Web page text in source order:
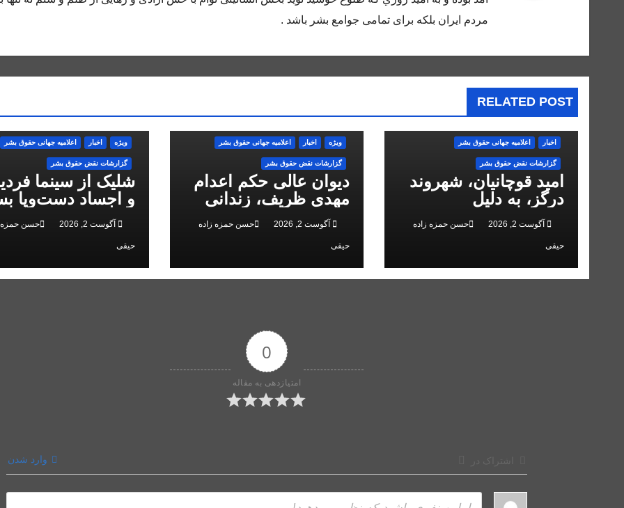
مردم ايران بلكه براى تمامى جوامع بشر باشد .
RELATED POST
اخبار اعلاميه جهانی حقوق بشر
گزارشات نقض حقوق بشر
امید قوچانیان، شهروند
درگز، به دلیل
«مخالفت» با حکومت به
۵ سال زندان محکوم
شد
آگوست 2, 2026 حسن حمزه زاده
حیقی
ویژه اخبار اعلاميه جهانی حقوق بشر
گزارشات نقض حقوق بشر
دیوان عالی حکم اعدام
مهدی ظریف، زندانی
انقلاب ملی، را تایید کرد
آگوست 2, 2026 حسن حمزه زاده
حیقی
ویژه اخبار اعلاميه جهانی حقوق بشر
گزارشات نقض حقوق بشر
شلیک از سینما
و اجساد دست‌وپا
سرکوب انقلاب ملی
البرزآگوست 2, 2026 حسن حمزه
حیقی
0
امتیازدهی به مقاله
وارد شدن